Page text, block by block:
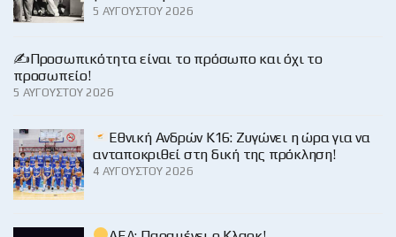
5 ΑΥΓΟΎΣΤΟΥ 2026
✍️Προσωπικότητα είναι το πρόσωπο και όχι το
προσωπείο!
5 ΑΥΓΟΎΣΤΟΥ 2026
Εθνική Ανδρών Κ16: Ζυγώνει η ώρα για να
ανταποκριθεί στη δική της πρόκληση!
4 ΑΥΓΟΎΣΤΟΥ 2026